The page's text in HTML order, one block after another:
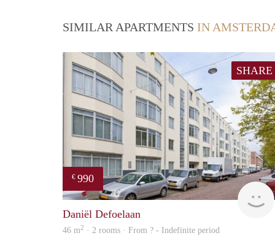
SIMILAR APARTMENTS IN
SHARE
€ 990
Daniël Defoelaan
46 m2 · 2 rooms · From ? - Indefinite period